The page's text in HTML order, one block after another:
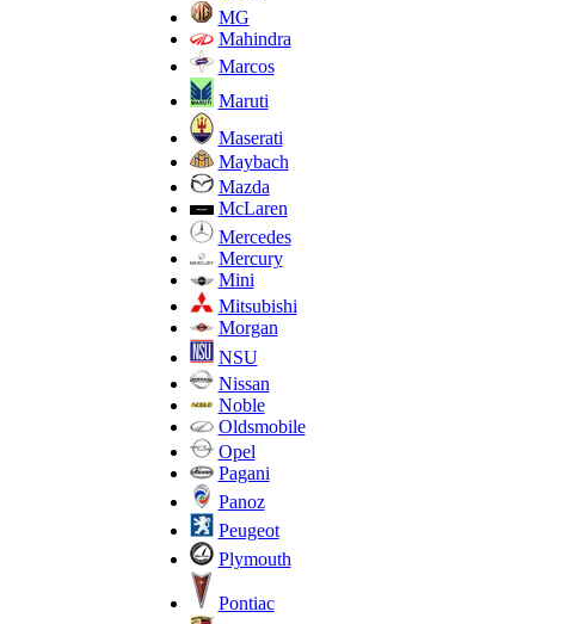
MG
Mahindra
Marcos
Maruti
Maserati
Maybach
Mazda
McLaren
Mercedes
Mercury
Mini
Mitsubishi
Morgan
NSU
Nissan
Noble
Oldsmobile
Opel
Pagani
Panoz
Peugeot
Plymouth
Pontiac